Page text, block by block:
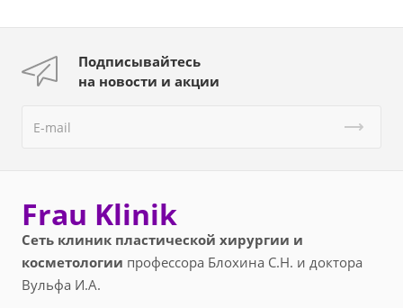
Подписывайтесь
на новости и акции
Frau Klinik
Сеть клиник пластической хирургии и
косметологии профессора Блохина С.Н. и доктора
Вульфа И.А.